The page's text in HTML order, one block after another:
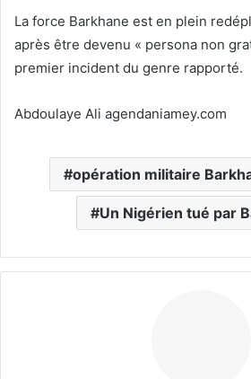
La force Barkhane est en plein
après être devenu « persona non
premier incident du genre rapporté.
Abdoulaye Ali agendaniamey.com
opération militaire
Un Nigérien tué par